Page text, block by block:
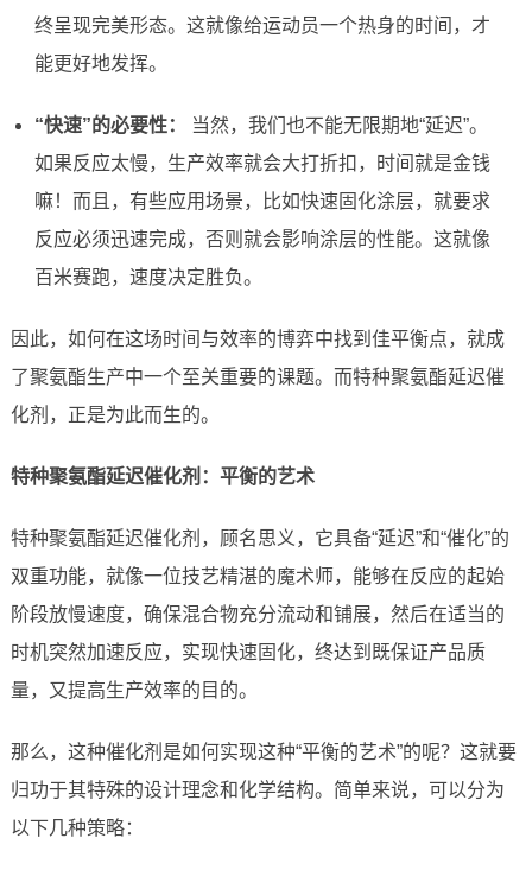
终呈现完美形态。这就像给运动员一个热身的时间，才
能更好地发挥。
“快速”的必要性：
当然，我们也不能无限期地“延迟”。
如果反应太慢，生产效率就会大打折扣，时间就是金钱
嘛！而且，有些应用场景，比如快速固化涂层，就要求
反应必须迅速完成，否则就会影响涂层的性能。这就像
百米赛跑，速度决定胜负。
因此，如何在这场时间与效率的博弈中找到佳平衡点，就成
了聚氨酯生产中一个至关重要的课题。而特种聚氨酯延迟催
化剂，正是为此而生的。
特种聚氨酯延迟催化剂：平衡的艺术
特种聚氨酯延迟催化剂，顾名思义，它具备“延迟”和“催化”的
双重功能，就像一位技艺精湛的魔术师，能够在反应的起始
阶段放慢速度，确保混合物充分流动和铺展，然后在适当的
时机突然加速反应，实现快速固化，终达到既保证产品质
量，又提高生产效率的目的。
那么，这种催化剂是如何实现这种“平衡的艺术”的呢？这就要
归功于其特殊的设计理念和化学结构。简单来说，可以分为
以下几种策略：